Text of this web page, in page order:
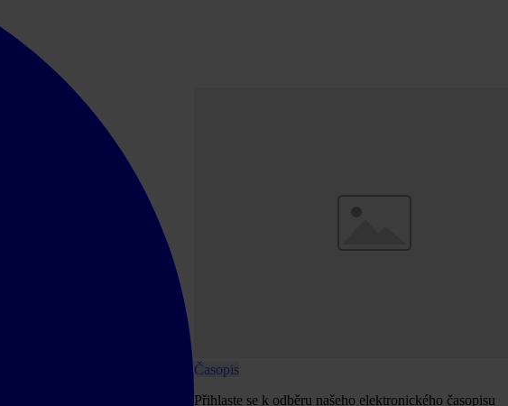
Časopis
Přihlaste se k odběru našeho elektronického časopisu